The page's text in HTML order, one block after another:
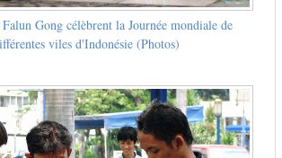
Gong célèbrent la Journée mondiale de
viles d'Indonésie (Photos)